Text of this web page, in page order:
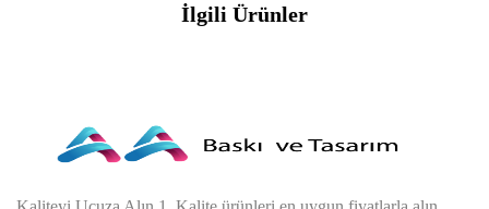
İlgili Ürünler